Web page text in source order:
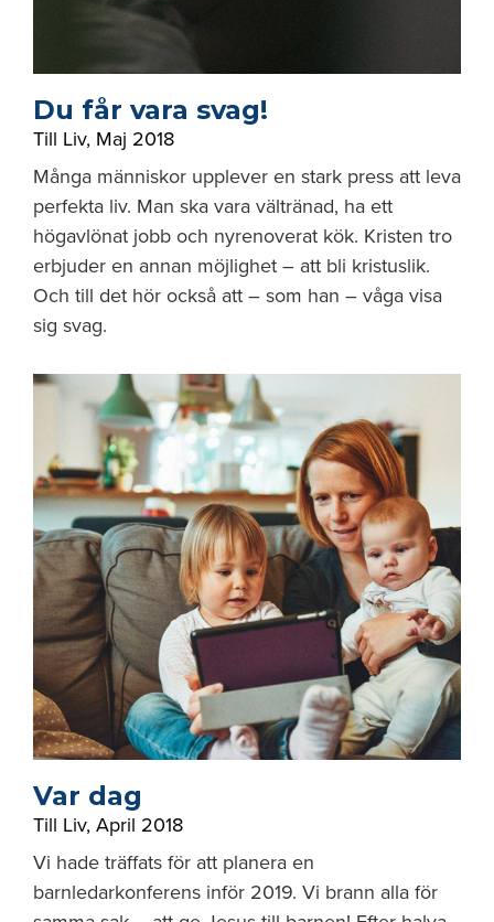
Du får vara svag!
Till Liv, Maj 2018
Många människor upplever en stark press att leva
perfekta liv. Man ska vara vältränad, ha ett
högavlönat jobb och nyrenoverat kök. Kristen tro
erbjuder en annan möjlighet – att bli kristuslik.
Och till det hör också att – som han – våga visa
sig svag.
Var dag
Till Liv, April 2018
Vi hade träffats för att planera en
barnledarkonferens inför 2019. Vi brann alla för